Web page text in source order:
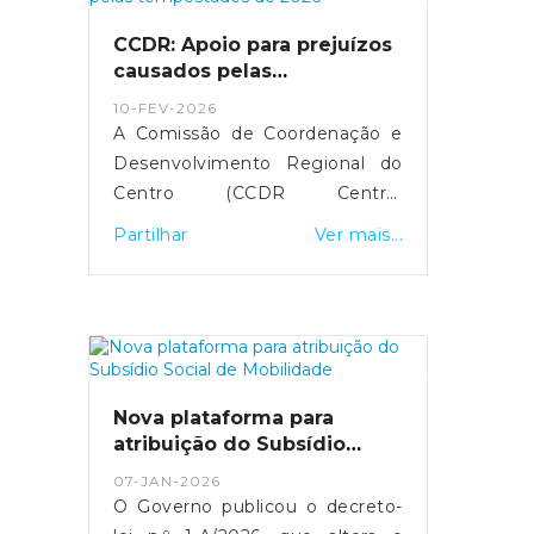
justificando a medida com o
impacto da guerra no Médio
Oriente.
CCDR: Apoio para prejuízos
causados pelas
10-FEV-2026
A Comissão de Coordenação e
Desenvolvimento Regional do
Centro (CCDR Centro)
prejuízos resultantes das
afetaram vários concelhos da
Região Centro.O portal destina-
agricultores e municípios,
permitindo a sinalização de
danos em habitações, atividades
económicas, explorações
Partilhar Ver mais...
Nova plataforma para
atribuição do Subsídio
07-JAN-2026
O Governo publicou o decreto-